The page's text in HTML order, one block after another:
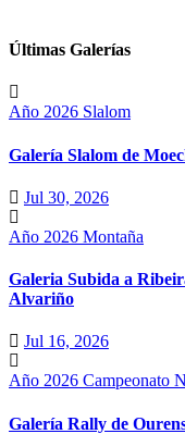
Últimas Galerías
Año 2026 Slalom
Galería Slalom de
Jul 30, 2026
Año 2026 Montaña
Galeria Subida a
Alvariño
Jul 16, 2026
Año 2026 Campeonato
Galería Rally de